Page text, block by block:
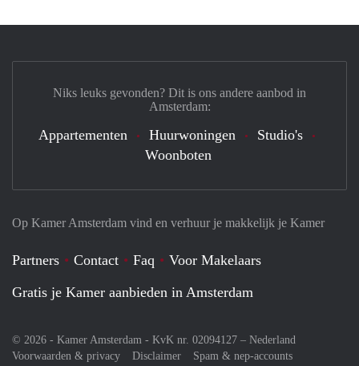
Op Kamer Amsterdam vind en verhuur je makkelijk je Kamer
Partners Contact Faq
Voor Makelaars
Gratis je Kamer aanbieden in Amsterdam
© 2026 - Kamer Amsterdam - KvK nr. 02094127 – Nederland
Voorwaarden & privacy
Disclaimer Spam & nep-accounts
Niks leuks gevonden? Dit is ons andere aanbod in
Amsterdam:
Appartementen Huurwoningen
Studio's
Woonboten